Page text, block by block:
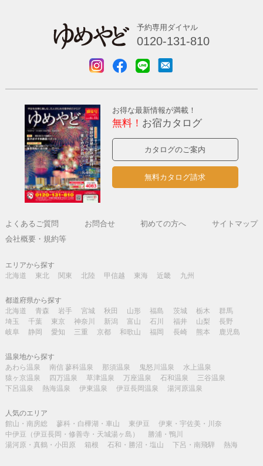
予約専用ダイヤル
0120-131-810
お得な最新情報が満載！
無料！ お宿カタログ
カタログのご案内
無料カタログ請求
よくあるご質問 お問合せ 初めての方へ
サイトマップ
会社概要・規約等
エリアから探す
北海道
東北 関東 北陸 甲信越 東海 近畿 九州
都道府県から探す
北海道
青森 岩手 宮城 秋田 山形 福島 茨城 栃木
群馬
埼玉
千葉 東京 神奈川 新潟 富山 石川 福井 山梨
長野
岐阜
静岡 愛知 三重 京都 和歌山 福岡 長崎 熊本 鹿児島
温泉地から探す
あわら温泉
南信 蓼科温泉 那須温泉 鬼怒川温泉
水上温泉
猿ヶ京温泉
四万温泉 草津温泉 万座温泉 石和温泉
三谷温泉
下呂温泉
熱海温泉 伊東温泉 伊豆長岡温泉 湯河原温泉
人気のエリア
館山・南房総
蓼科・白樺湖・車山 東伊豆
伊東・宇佐美・川奈
中伊豆（伊豆長岡・修善寺・天城湯ヶ島）
勝浦・鴨川
湯河原・真鶴・小田原
箱根 石和・勝沼・塩山 下呂・南飛騨 熱海